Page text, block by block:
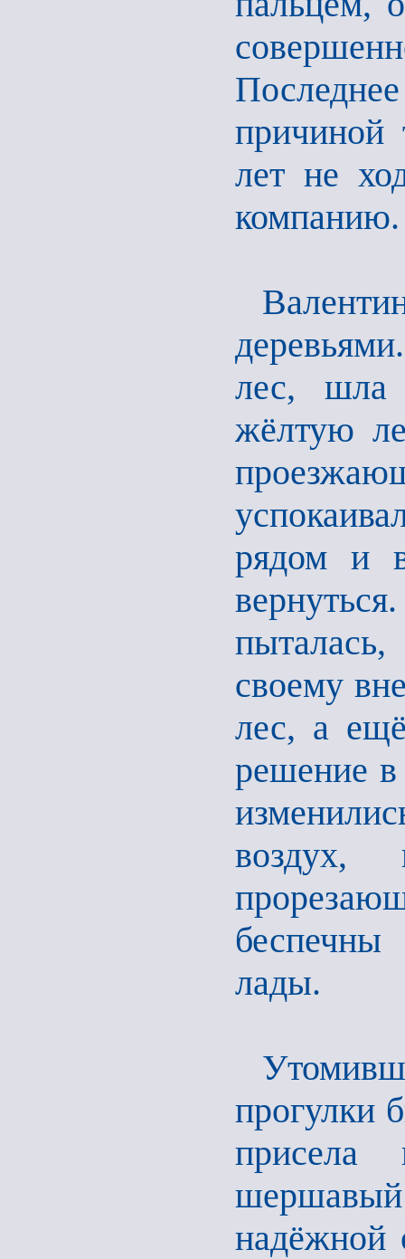
причиной
лет не
компанию.
лес, шла
жёлтую
рядом и
пыталась,
своему
лес, а
решение
воздух,
лады.
прогулки
надёжной